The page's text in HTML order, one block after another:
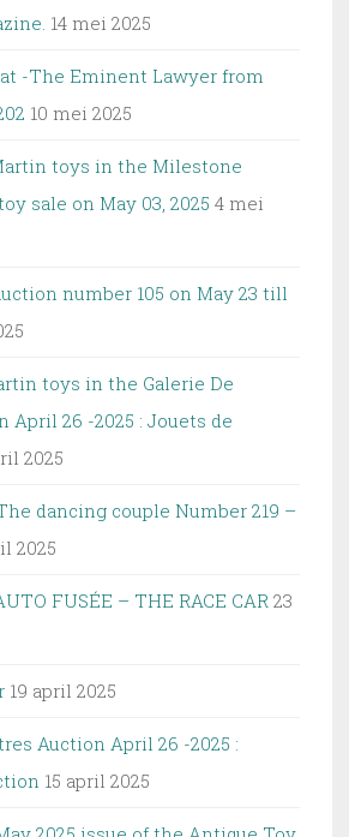
14 mei 2025
-The Eminent Lawyer from
10 mei 2025
toys in the Milestone
sale on May 03, 2025 4 mei
number 105 on May 23 till
toys in the Galerie De
April 26 -2025 : Jouets de
2025
dancing couple Number 219 –
2025
FUSÉE – THE RACE CAR 23
19 april 2025
Auction April 26 -2025 :
15 april 2025